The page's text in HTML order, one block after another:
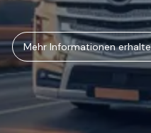
Weiter zur Seite
Mehr Informationen
Über uns
Neuigkeiten von uns